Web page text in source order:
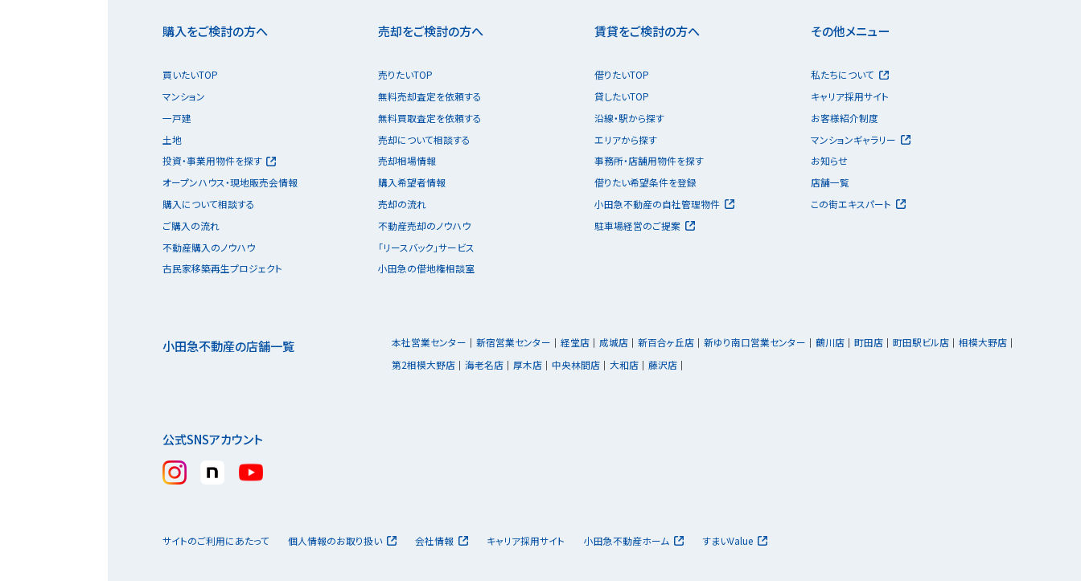
購入をご検討の方へ
買いたいTOP
マンション
一戸建
土地
投資・事業用物件を探す
オープンハウス・現地販売会情報
購入について相談する
ご購入の流れ
不動産購入のノウハウ
古民家移築再生プロジェクト
売却をご検討の方へ
売りたいTOP
無料売却査定を依頼する
無料買取査定を依頼する
売却について相談する
売却相場情報
購入希望者情報
売却の流れ
不動産売却のノウハウ
「リースバック」サービス
小田急の借地権相談室
賃貸をご検討の方へ
借りたいTOP
貸したいTOP
沿線・駅から探す
エリアから探す
事務所・店舗用物件を探す
借りたい希望条件を登録
小田急不動産の自社管理物件
駐車場経営のご提案
その他メニュー
私たちについて
キャリア採用サイト
お客様紹介制度
マンションギャラリー
お知らせ
店舗一覧
この街エキスパート
小田急不動産の店舗一覧 本社営業センター 新宿営業センター 経堂店 成城店 新百合ヶ丘店 新ゆり南口営業センター 鶴川店 町田店 町田駅ビル店
相模大野店
第2相模大野店
海老名店 厚木店 中央林間店 大和店 藤沢店
公式SNSアカウント
サイトのご利用にあたって 個人情報のお取り扱い 会社情報 キャリア採用サイト 小田急不動産ホーム すまいValue